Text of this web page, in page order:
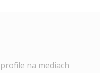
na mediach